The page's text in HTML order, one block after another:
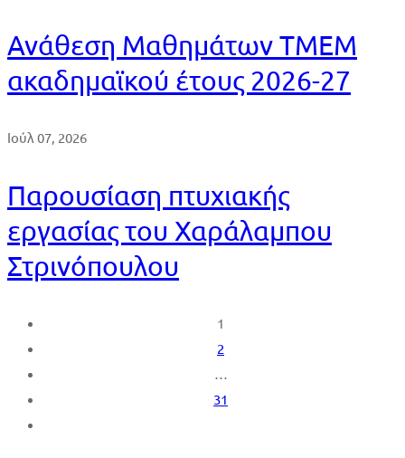
Ανάθεση Μαθημάτων ΤΜΕΜ
ακαδημαϊκού έτους 2026-27
Ιούλ 07, 2026
Παρουσίαση πτυχιακής
εργασίας του Χαράλαμπου
Στρινόπουλου
1
2
…
31